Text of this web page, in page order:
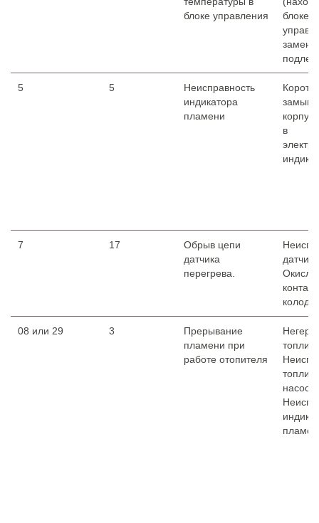
блоке управления
блоке
замене
5 5
Неисправность
индикатора
пламени
корпус
в
7 17
Обрыв цепи
датчика
перегрева.
08 или 29 3
Прерывание
пламени при
работе отопителя
насоса.